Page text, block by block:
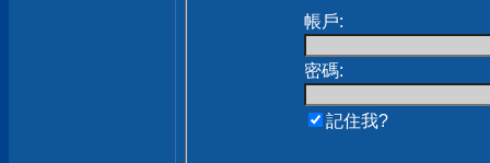
帳戶:
密碼:
記住我?